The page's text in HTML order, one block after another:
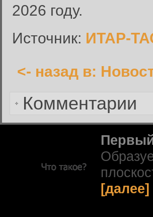
2026 году.
Источник: ИТАР-
<- назад в:
Комментарии
Пароль:
Забыли пароль?
[далее]